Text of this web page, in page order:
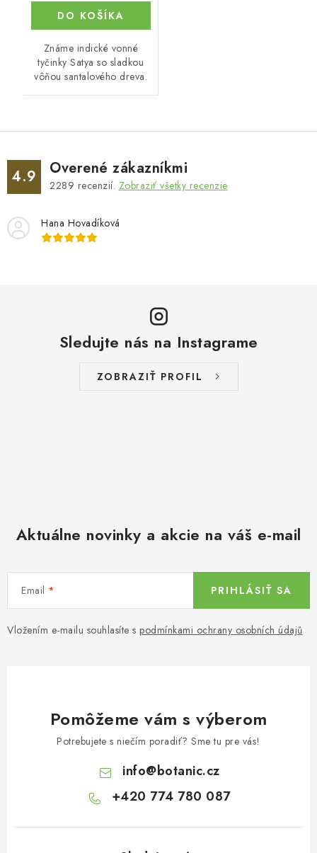
DO KOŠÍKA
Známe indické vonné
tyčinky Satya so sladkou
vôňou santalového dreva.
4.9 Overené zákazníkmi
2289 recenzií. Zobraziť všetky recenzie
Hana Hovadíková
Sledujte nás na Instagrame
ZOBRAZIŤ PROFIL
Aktuálne novinky a akcie na váš e-mail
Email
Vložením e-mailu souhlasíte s podmínkami ochrany osobních údajů
PRIHLÁSIŤ SA
Pomôžeme vám s výberom
Potrebujete s niečím poradiť? Sme tu pre vás!
info@botanic.cz
+420 774 780 087